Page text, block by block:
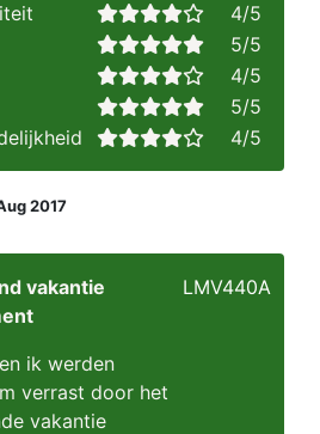
4/5
5/5
4/5
5/5
4/5
2017
vakantie
ik werden
verrast door het
vakantie
LMV440A